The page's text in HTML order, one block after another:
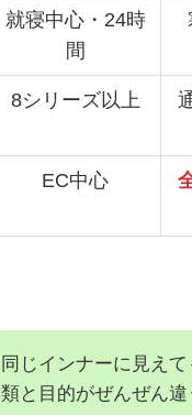
就寝中心・24時
間
8シリーズ以上
EC中心
同じインナーに見え
類と目的がぜんぜん違